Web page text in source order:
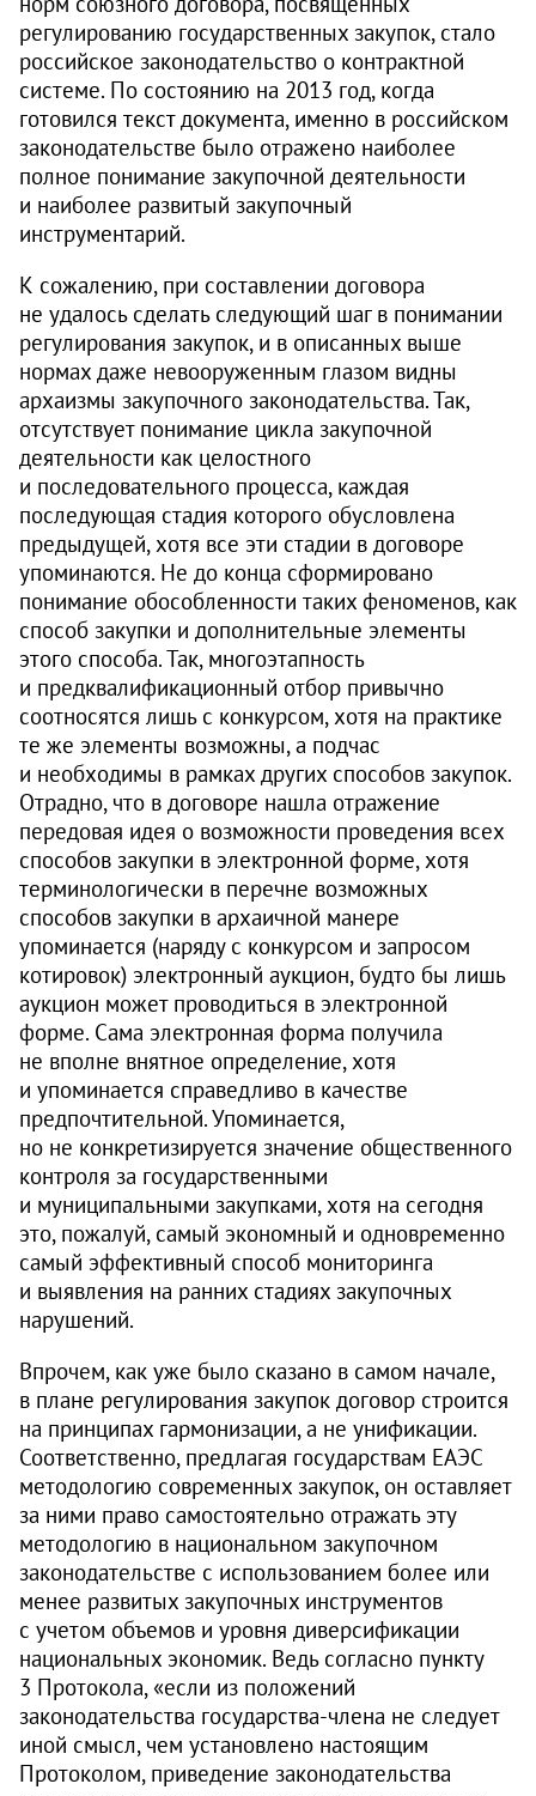
регулированию государственных закупок, стало
российское законодательство о контрактной
системе. По состоянию на 2013 год, когда
готовился текст документа, именно в российском
законодательстве было отражено наиболее
полное понимание закупочной деятельности
и наиболее развитый закупочный
инструментарий.
К сожалению, при составлении договора
не удалось сделать следующий шаг в понимании
регулирования закупок, и в описанных выше
нормах даже невооруженным глазом видны
архаизмы закупочного законодательства. Так,
отсутствует понимание цикла закупочной
деятельности как целостного
и последовательного процесса, каждая
последующая стадия которого обусловлена
предыдущей, хотя все эти стадии в договоре
упоминаются. Не до конца сформировано
понимание обособленности таких феноменов, как
способ закупки и дополнительные элементы
этого способа. Так, многоэтапность
и предквалификационный отбор привычно
соотносятся лишь с конкурсом, хотя на практике
те же элементы возможны, а подчас
и необходимы в рамках других способов закупок.
Отрадно, что в договоре нашла отражение
передовая идея о возможности проведения всех
способов закупки в электронной форме, хотя
терминологически в перечне возможных
способов закупки в архаичной манере
упоминается (наряду с конкурсом и запросом
котировок) электронный аукцион, будто бы лишь
аукцион может проводиться в электронной
форме. Сама электронная форма получила
не вполне внятное определение, хотя
и упоминается справедливо в качестве
предпочтительной. Упоминается,
но не конкретизируется значение общественного
контроля за государственными
и муниципальными закупками, хотя на сегодня
это, пожалуй, самый экономный и одновременно
самый эффективный способ мониторинга
и выявления на ранних стадиях закупочных
нарушений.
Впрочем, как уже было сказано в самом начале,
в плане регулирования закупок договор строится
на принципах гармонизации, а не унификации.
Соответственно, предлагая государствам ЕАЭС
методологию современных закупок, он оставляет
за ними право самостоятельно отражать эту
методологию в национальном закупочном
законодательстве с использованием более или
менее развитых закупочных инструментов
с учетом объемов и уровня диверсификации
национальных экономик. Ведь согласно пункту
3 Протокола, «если из положений
законодательства государства-члена не следует
иной смысл, чем установлено настоящим
Протоколом, приведение законодательства